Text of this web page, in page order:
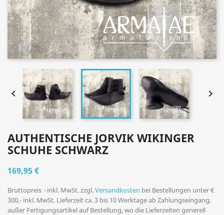
 
AUTHENTISCHE JORVIK WIKINGER
SCHUHE SCHWARZ
169,95 €
Bruttopreis inkl. MwSt. zzgl.Versandkosten bei Bestellungen unter €
300,- inkl. MwSt. Lieferzeit ca. 3 bis 10 Werktage ab Zahlungseingang,
außer Fertigungsartikel auf Bestellung, wo die Lieferzeiten generell